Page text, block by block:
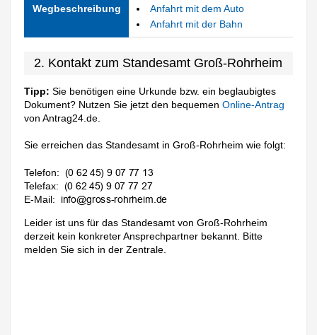
Wegbeschreibung
Anfahrt mit dem Auto
Anfahrt mit der Bahn
2. Kontakt zum Standesamt Groß-Rohrheim
Tipp: Sie benötigen eine Urkunde bzw. ein beglaubigtes
Dokument? Nutzen Sie jetzt den bequemenOnline-Antrag
von Antrag24.de.
Sie erreichen das Standesamt in Groß-Rohrheim wie folgt:
Telefon:
Telefax:
E-Mail:
Leider ist uns für das Standesamt von Groß-Rohrheim
derzeit kein konkreter Ansprechpartner bekannt. Bitte
melden Sie sich in der Zentrale.